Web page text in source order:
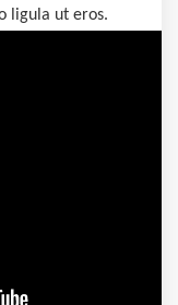
ligula ut eros.